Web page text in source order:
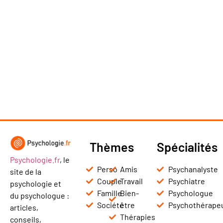
Psychologie.fr, le
site de la
psychologie et
du psychologue :
articles,
conseils,
Thèmes
Perso
Couple
Famille
Société
Amis
Travail
Bien-
être
Thérapies
Spécialités
Psychanalyste
Psychiatre
Psychologue